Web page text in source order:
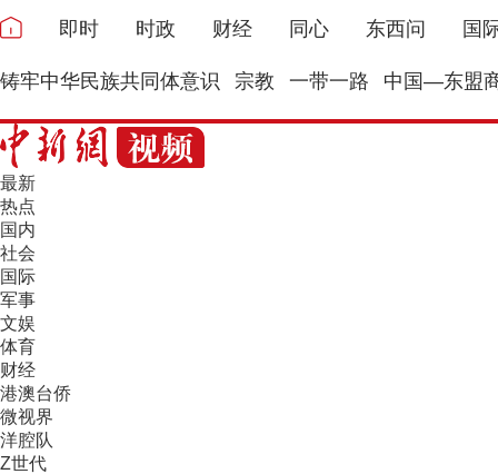
即时 时政 财经 同心 东西问 国
铸牢中华民族共同体意识 宗教 一带一路 中国—东盟
最新
热点
国内
社会
国际
军事
文娱
体育
财经
港澳台侨
微视界
洋腔队
Z世代